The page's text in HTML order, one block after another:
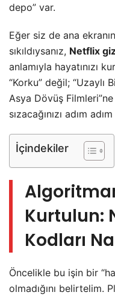
depo” var.
Eğer siz de ana
sıkıldıysanız, Netflix
anlamıyla hayatınızı
“Korku” değil; “Uzaylı
Asya Dövüş
sızacağınızı adım
İçindekiler
Kurtulun:
Kodları
Öncelikle bu işin bir
olmadığını belirtelim.